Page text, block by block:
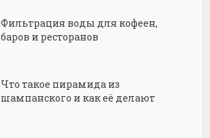
Фильтрация воды для кофеен,
баров и ресторанов
Что такое пирамида из
шампанского и как её делают